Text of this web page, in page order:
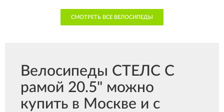
СМОТРЕТЬ ВСЕ ВЕЛОСИПЕДЫ
Велосипеды СТЕЛС С
рамой 20.5" можно
купить в Москве и с